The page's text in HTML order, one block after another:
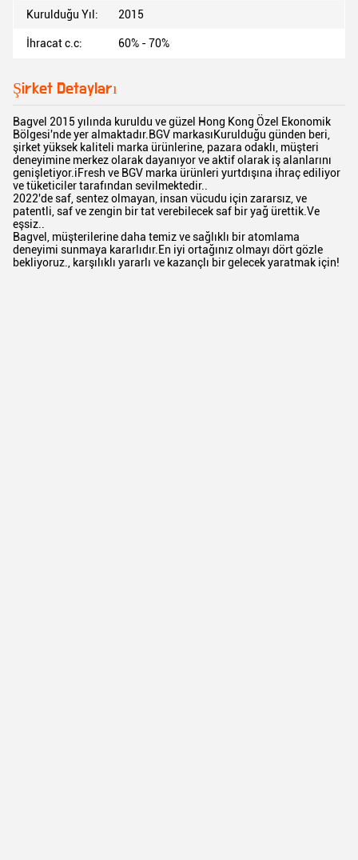
Kurulduğu Yıl: 2015
İhracat c.c: 60% - 70%
Şirket Detayları
Bagvel 2015 yılında kuruldu ve güzel Hong Kong Özel Ekonomik
Bölgesi'nde yer almaktadır.BGV markasıKurulduğu günden beri,
şirket yüksek kaliteli marka ürünlerine, pazara odaklı, müşteri
deneyimine merkez olarak dayanıyor ve aktif olarak iş alanlarını
genişletiyor.iFresh ve BGV marka ürünleri yurtdışına ihraç ediliyor
ve tüketiciler tarafından sevilmektedir..
2022'de saf, sentez olmayan, insan vücudu için zararsız, ve
patentli, saf ve zengin bir tat verebilecek saf bir yağ ürettik.Ve
eşsiz..
Bagvel, müşterilerine daha temiz ve sağlıklı bir atomlama
deneyimi sunmaya kararlıdır.En iyi ortağınız olmayı dört gözle
bekliyoruz., karşılıklı yararlı ve kazançlı bir gelecek yaratmak için!